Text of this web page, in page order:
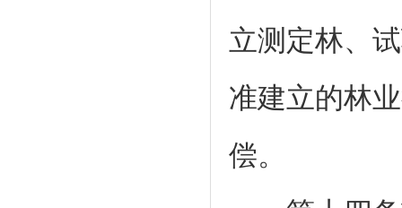
立测定林、
准建立的林
偿。